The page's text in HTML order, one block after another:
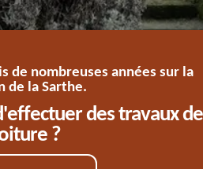
de nombreuses années sur la
de la Sarthe.
des travaux de
?